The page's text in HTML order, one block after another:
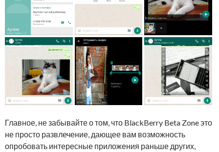
Главное, не забывайте о том, что BlackBerry Beta Zone это
не просто развлечение, дающее вам возможность
опробовать интересные приложения раньше других,